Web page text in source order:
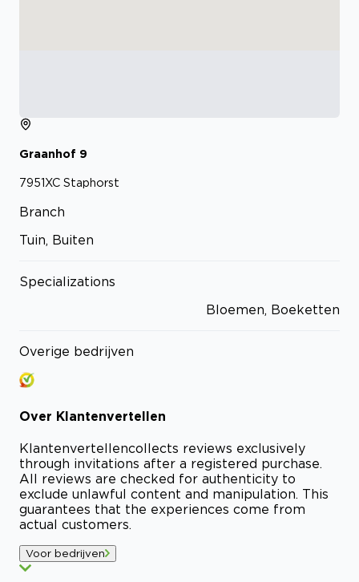
Graanhof 9
7951XC Staphorst
Branch
Tuin, Buiten
Specializations
Bloemen, Boeketten
Overige bedrijven
Over Klantenvertellen
Klantenvertellencollects reviews exclusively
through invitations after a registered purchase.
All reviews are checked for authenticity to
exclude unlawful content and manipulation. This
guarantees that the experiences come from
actual customers.
Voor bedrijven